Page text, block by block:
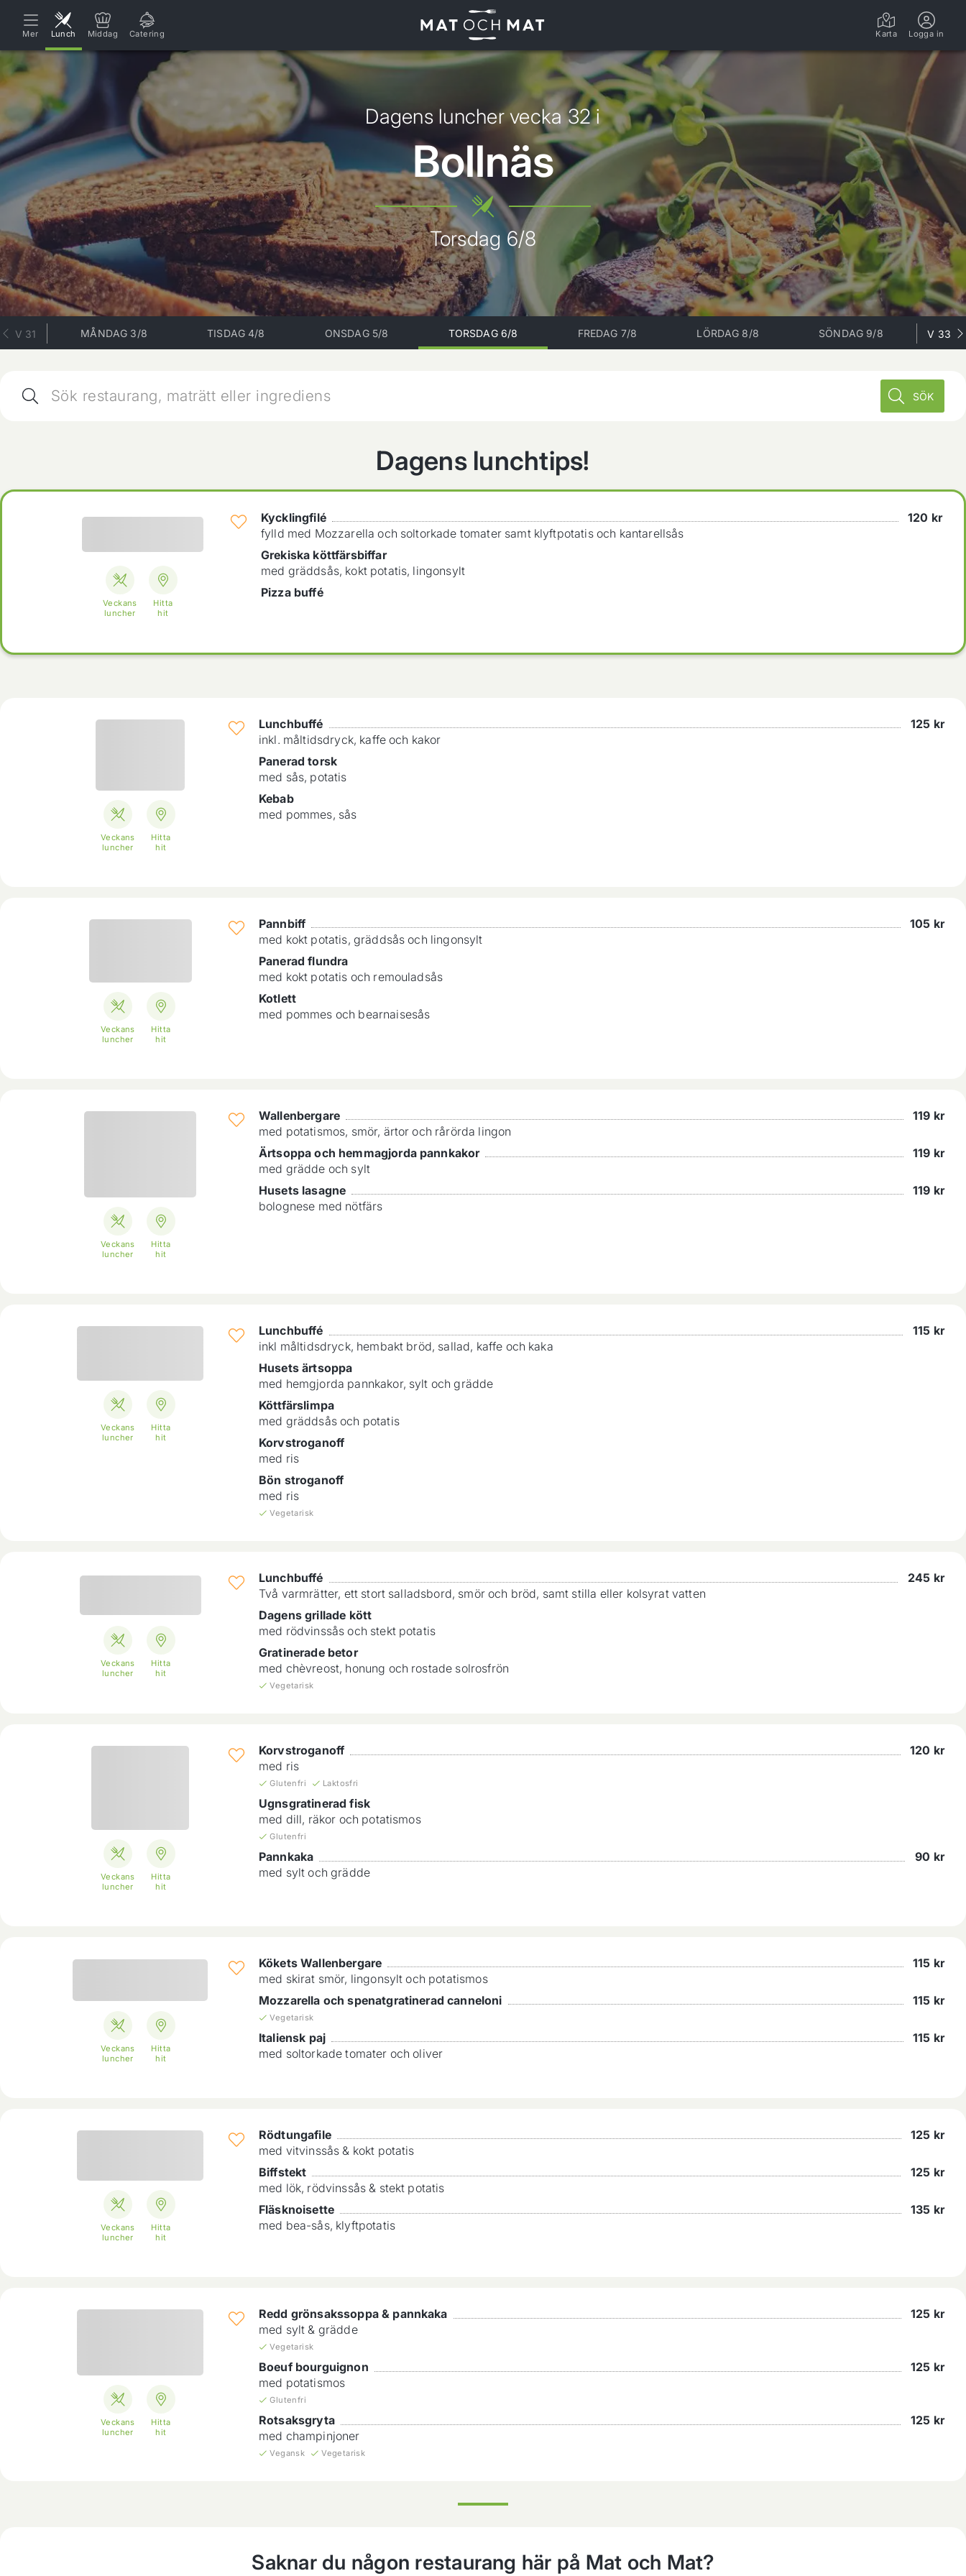
Mer Lunch Middag Catering Karta Logga in
VECKA 31 MÅNDAG 3/8 TORSDAG 6/8 VECKA 33
Dagens luncher vecka 32 i
Bollnäs
Torsdag 6/8
V 31 MÅNDAG 3/8 TISDAG 4/8 ONSDAG 5/8 TORSDAG 6/8 FREDAG 7/8 LÖRDAG 8/8 SÖNDAG 9/8 V 33
SÖK
Dagens lunchtips!
Veckans
luncher
Hitta
hit
Kycklingfilé 120 kr
fylld med Mozzarella och soltorkade tomater samt klyftpotatis och kantarellsås
Grekiska köttfärsbiffar
med gräddsås, kokt potatis, lingonsylt
Pizza buffé
Veckans
luncher
Hitta
hit
Lunchbuffé 125 kr
inkl. måltidsdryck, kaffe och kakor
Panerad torsk
med sås, potatis
Kebab
med pommes, sås
Veckans
luncher
Hitta
hit
Pannbiff 105 kr
med kokt potatis, gräddsås och lingonsylt
Panerad flundra
med kokt potatis och remouladsås
Kotlett
med pommes och bearnaisesås
Veckans
luncher
Hitta
hit
Wallenbergare 119 kr
med potatismos, smör, ärtor och rårörda lingon
Ärtsoppa och hemmagjorda pannkakor
119 kr
med grädde och sylt
Husets lasagne
119 kr
bolognese med nötfärs
Veckans
luncher
Hitta
hit
Lunchbuffé 115 kr
inkl måltidsdryck, hembakt bröd, sallad, kaffe och kaka
Husets ärtsoppa
med hemgjorda pannkakor, sylt och grädde
Köttfärslimpa
med gräddsås och potatis
Korvstroganoff
med ris
Bön stroganoff
med ris
Vegetarisk
Veckans
luncher
Hitta
hit
Lunchbuffé 245 kr
Två varmrätter, ett stort salladsbord, smör och bröd, samt stilla eller kolsyrat vatten
Dagens grillade kött
med rödvinssås och stekt potatis
Gratinerade betor
med chèvreost, honung och rostade solrosfrön
Vegetarisk
Veckans
luncher
Hitta
hit
Korvstroganoff 120 kr
med ris
Glutenfri Laktosfri
Ugnsgratinerad fisk
med dill, räkor och potatismos
Glutenfri
Pannkaka 90 kr
med sylt och grädde
Veckans
luncher
Hitta
hit
Kökets Wallenbergare 115 kr
med skirat smör, lingonsylt och potatismos
Mozzarella och spenatgratinerad canneloni
115 kr
Vegetarisk
Italiensk paj 115 kr
med soltorkade tomater och oliver
Veckans
luncher
Hitta
hit
Rödtungafile 125 kr
med vitvinssås & kokt potatis
Biffstekt
125 kr
med lök, rödvinssås & stekt potatis
Fläsknoisette
135 kr
med bea-sås, klyftpotatis
Veckans
luncher
Hitta
hit
Redd grönsakssoppa & pannkaka 125 kr
med sylt & grädde
Vegetarisk
Boeuf bourguignon 125 kr
med potatismos
Glutenfri
Rotsaksgryta 125 kr
med champinjoner
Vegansk Vegetarisk
Saknar du någon restaurang här på Mat och Mat?